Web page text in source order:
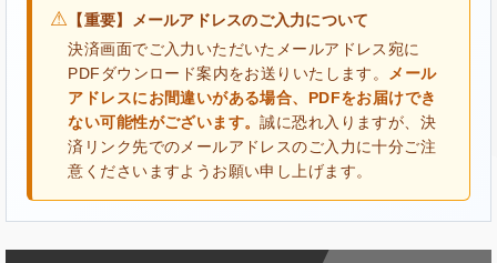
⚠ 【重要】メールアドレスのご入力について
決済画面でご入力いただいたメールアドレス宛に
PDFダウンロード案内をお送りいたします。
メール
アドレスにお間違いがある場合、PDFをお届けでき
ない可能性がございます。誠に恐れ入りますが、決
済リンク先でのメールアドレスのご入力に十分ご注
意くださいますようお願い申し上げます。